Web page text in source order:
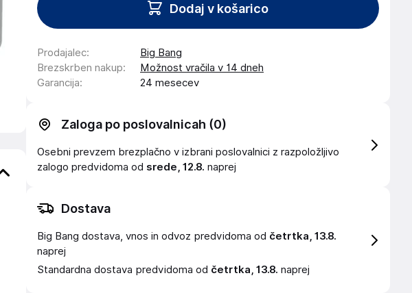
Dodaj v košarico
Prodajalec:
Big Bang
Brezskrben nakup:
Možnost vračila v 14 dneh
Garancija: 24 mesecev
Zaloga po poslovalnicah (0)
Osebni prevzem brezplačno v izbrani poslovalnici z razpoložljivo
zalogo predvidoma od srede, 12.8. naprej
Dostava
Big Bang dostava, vnos in odvoz predvidoma od četrtka, 13.8.
naprej
Standardna dostava predvidoma od četrtka, 13.8. naprej